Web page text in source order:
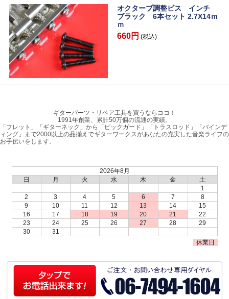
オクターブ調整ビス インチ
ブラック 6本セット 2.7X14ｍ
ｍ
660円 (税込)
ギターパーツ・リペア工具を買うならココ！
1991年創業、累計50万個の流通の実績。
「フレット」「ギターネック」から「ピックガード」「トラスロッド」「バインデ
ィング」まで2000以上の品揃えでギターワークスがあなたの充実した音楽ライフの
お手伝いをします。
2026年8月
日
月 火 水 木 金
土
1
2
3 4 5 6 7
8
9
10 11 12 13 14
15
16
17 18 19 20 21
22
23
24 25 26 27 28
29
30
31
休業日